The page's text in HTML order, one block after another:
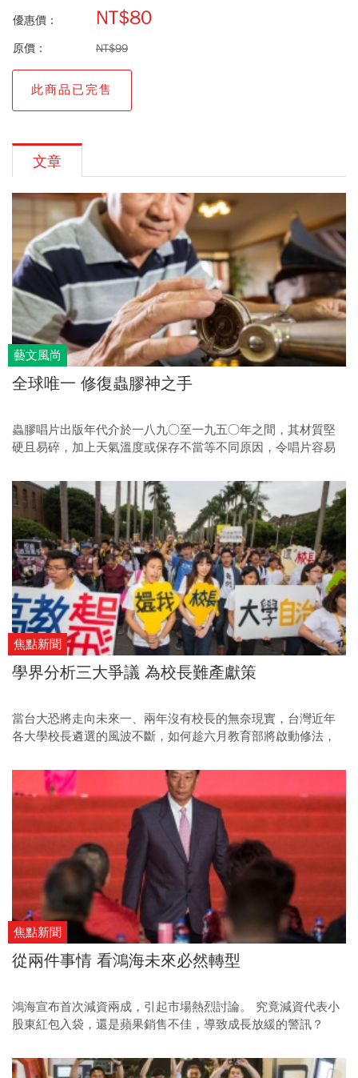
優惠價： NT$80
原價： NT$99
此商品已完售
文章
藝文風尚
全球唯一 修復蟲膠神之手
蟲膠唱片出版年代介於一八九○至一九五○年之間，其材質堅
硬且易碎，加上天氣溫度或保存不當等不同原因，令唱片容易
修復師，二○○二年至今修復過千張蟲膠唱片，他是蟲膠收藏
界無人不知的潘啟明。
焦點新聞
學界分析三大爭議 為校長難產獻策
當台大恐將走向未來一、兩年沒有校長的無奈現實，台灣近年
各大學校長遴選的風波不斷，如何趁六月教育部將啟動修法，
焦點新聞
從兩件事情 看鴻海未來必然轉型
鴻海宣布首次減資兩成，引起市場熱烈討論。 究竟減資代表小
股東紅包入袋，還是蘋果銷售不佳，導致成長放緩的警訊？